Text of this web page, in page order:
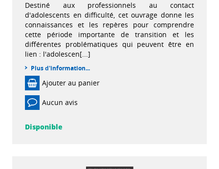
Destiné aux professionnels au contact
d'adolescents en difficulté, cet ouvrage donne les
connaissances et les repères pour comprendre
cette période importante de transition et les
différentes problématiques qui peuvent être en
lien : l'adolescen[...]
Plus d'information...
Ajouter au panier
Aucun avis
Disponible